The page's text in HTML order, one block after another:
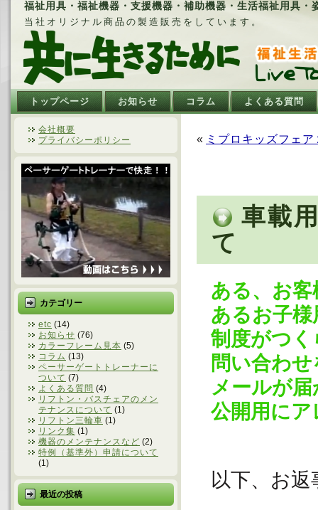
福祉用具・福祉機器・支援機器・補助機器・生活福祉用具
当社オリジナル商品の製造販売をしています。
トップページ お知らせ コラム よくある質問
会社概要
プライバシーポリシー
カテゴリー
etc (14)
お知らせ (76)
カラーフレーム見本 (5)
コラム (13)
ペーサーゲートトレーナーに
ついて (7)
よくある質問 (4)
リフトン・バスチェアのメン
テナンスについて (1)
リフトン三輪車 (1)
リンク集 (1)
機器のメンテナンスなど (2)
特例（基準外）申請について
(1)
最近の投稿
« ミプロキッズフェ
車載
て
ある、お
あるお子
制度がつ
問い合わ
メールが
公開用に
以下、お